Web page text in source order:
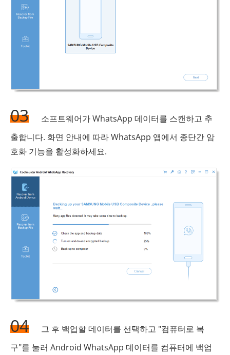
03
소프트웨어가 WhatsApp 데이터를 스캔하고 추
출합니다. 화면 안내에 따라 WhatsApp 앱에서 종단간 암
호화 기능을 활성화하세요.
04
그 후 백업할 데이터를 선택하고 "컴퓨터로 복
구"를 눌러 Android WhatsApp 데이터를 컴퓨터에 백업